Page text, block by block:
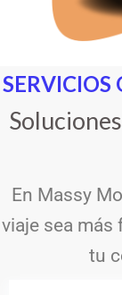
SERVICIOS
En Massy
viaje sea más
tu